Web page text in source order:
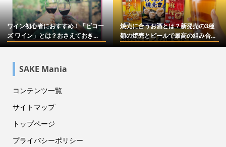
ワイン初心者におすすめ！「ビコー
ズ ワイン」とは？おさえておき...
焼売に合うお酒とは？新発売の3種
類の焼売とビールで最高の組み合...
SAKE Mania
コンテンツ一覧
サイトマップ
トップページ
プライバシーポリシー